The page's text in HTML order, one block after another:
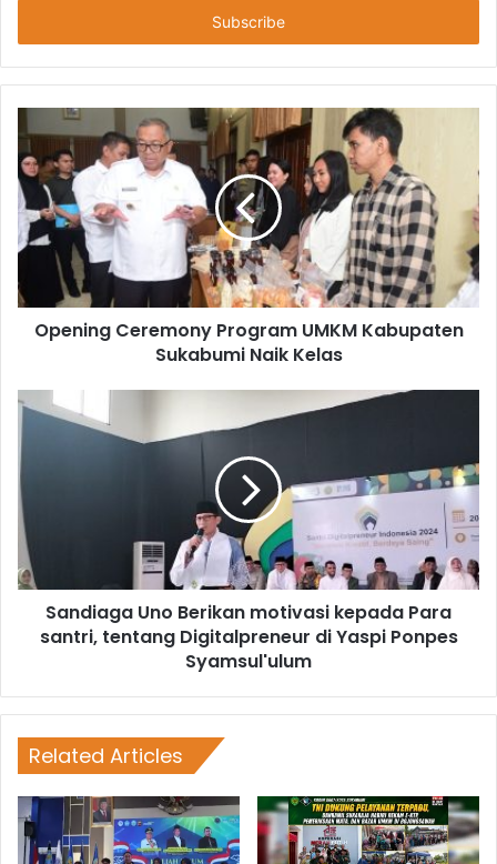
Opening Ceremony Program UMKM Kabupaten
Sukabumi Naik Kelas
Sandiaga Uno Berikan motivasi kepada Para
santri, tentang Digitalpreneur di Yaspi Ponpes
Syamsul'ulum
Related Articles